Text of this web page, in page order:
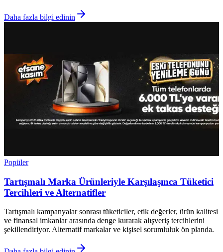
Daha fazla bilgi edinin
Popüler
Tartışmalı Marka Ürünleriyle Karşılaşınca Tüketici
Tercihleri ve Alternatifler
Tartışmalı kampanyalar sonrası tüketiciler, etik değerler, ürün kalitesi
ve finansal imkanlar arasında denge kurarak alışveriş tercihlerini
şekillendiriyor. Alternatif markalar ve kişisel sorumluluk ön planda.